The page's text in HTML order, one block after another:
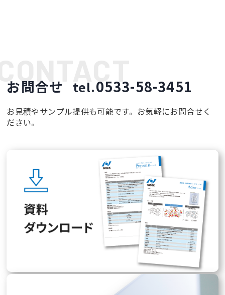
お問合せ tel.0533-58-3451
お見積やサンプル提供も可能です。お気軽にお問合せく
ださい。